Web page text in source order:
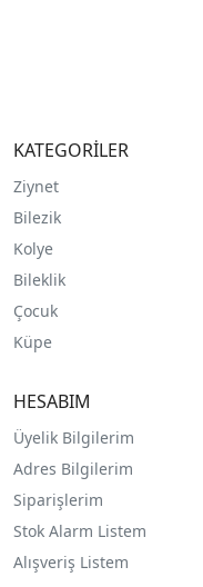
KATEGORİLER
Ziynet
Bilezik
Kolye
Bileklik
Çocuk
Küpe
HESABIM
Üyelik Bilgilerim
Adres Bilgilerim
Siparişlerim
Stok Alarm Listem
Alışveriş Listem